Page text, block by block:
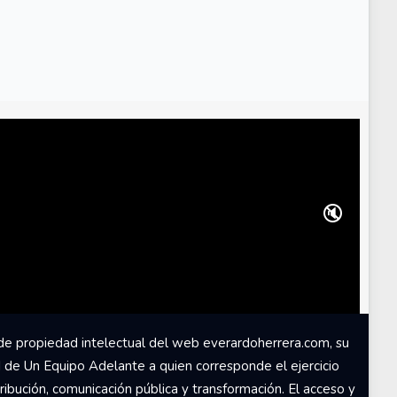
🔇
propiedad intelectual del web everardoherrera.com, su
Un Equipo Adelante a quien corresponde el ejercicio
comunicación pública y transformación. El acceso y